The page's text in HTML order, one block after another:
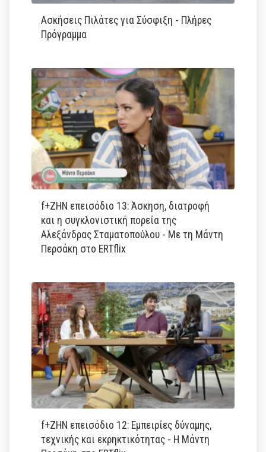
Ασκήσεις Πιλάτες για Σύσφιξη - Πλήρες
Πρόγραμμα
f+ΖΗΝ επεισόδιο 13: Άσκηση, διατροφή
και η συγκλονιστική πορεία της
Αλεξάνδρας Σταματοπούλου - Με τη Μάντη
Περσάκη στο ERTflix
f+ΖΗΝ επεισόδιο 12: Εμπειρίες δύναμης,
τεχνικής και εκρηκτικότητας - Η Μάντη